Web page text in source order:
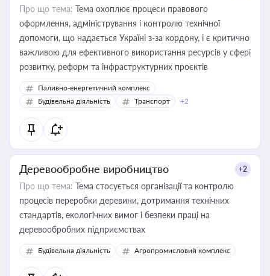
Про що тема: Тема охоплює процеси правового
оформлення, адміністрування і контролю технічної
допомоги, що надається Україні з-за кордону, і є критично
важливою для ефективного використання ресурсів у сфері
розвитку, реформ та інфраструктурних проєктів
Паливно-енергетичний комплекс
Будівельна діяльність
Транспорт +2
Деревообробне виробництво +2
Про що тема: Тема стосується організації та контролю
процесів переробки деревини, дотримання технічних
стандартів, екологічних вимог і безпеки праці на
деревообробних підприємствах
Будівельна діяльність Агропромисловий комплекс